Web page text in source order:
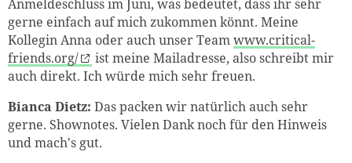
Anmeldeschluss im Juni, was bedeutet, dass ihr sehr
gerne einfach auf mich zukommen könnt. Meine
Kollegin Anna oder auch unser Teamwww.critical-
friends.org/
ist meine Mailadresse, also schreibt mir
auch direkt. Ich würde mich sehr freuen.
Bianca Dietz: Das packen wir natürlich auch sehr
gerne. Shownotes. Vielen Dank noch für den Hinweis
und mach's gut.